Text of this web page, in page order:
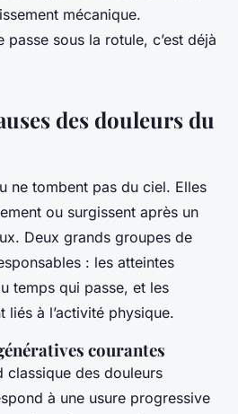
mécanique.
sous la rotule, c’est déjà
des douleurs du
ne tombent pas du ciel. Elles
ou surgissent après un
Deux grands groupes de
: les atteintes
temps qui passe, et les
liés à l’activité physique.
courantes
classique des douleurs
à une usure progressive